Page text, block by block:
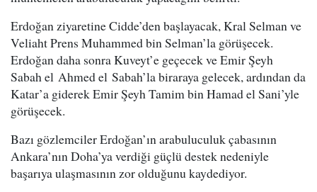
Erdoğan ziyaretine Cidde’den başlayacak, Kral Selman ve
Veliaht Prens Muhammed bin Selman’la görüşecek.
Erdoğan daha sonra Kuveyt’e geçecek ve Emir Şeyh
Sabah el Ahmed el Sabah’la biraraya gelecek, ardından da
Katar’a giderek Emir Şeyh Tamim bin Hamad el Sani’yle
görüşecek.
Bazı gözlemciler Erdoğan’ın arabuluculuk çabasının
Ankara’nın Doha’ya verdiği güçlü destek nedeniyle
başarıya ulaşmasının zor olduğunu kaydediyor.